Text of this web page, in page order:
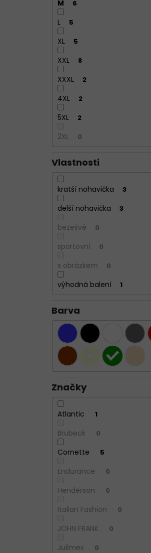
M 6
L 5
XL 5
XXL 8
XXXL 2
4XL 2
5XL 2
2XL 0
Vlastnosti
kratší nohavička 3
delší nohavička 3
bezešvé 0
sportovní 0
s obrázkem 0
výhodná balení 1
Barva
Značky
Atlantic 1
Brubeck 0
Cornette 5
Endurance 0
Henderson 0
Italian Fashion 0
JOHN FRANK 0
Julimex 0